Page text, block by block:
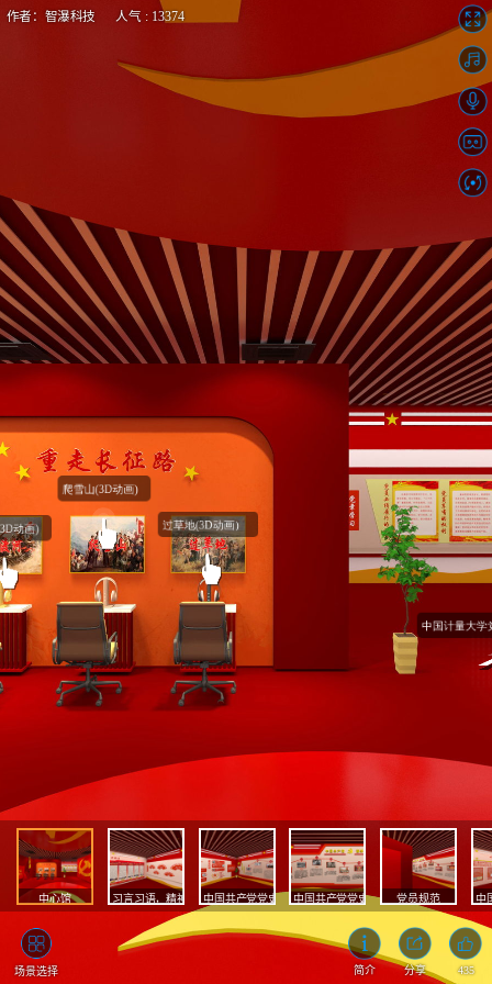
中国计量大学全景VR党史党建馆
作者：智瀑科技 人气 : 13374
435
分享
简介
中心馆 习言习语，精神谱系中国共产党党史 中国共产党党史 党员规范 中
场景选择